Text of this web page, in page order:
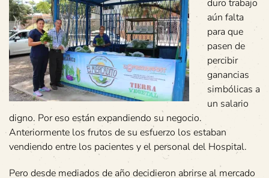
duro trabajo
aún falta
para que
pasen de
percibir
ganancias
simbólicas a
un salario
digno. Por eso están expandiendo su negocio.
Anteriormente los frutos de su esfuerzo los estaban
vendiendo entre los pacientes y el personal del Hospital.
Pero desde mediados de año decidieron abrirse al mercado